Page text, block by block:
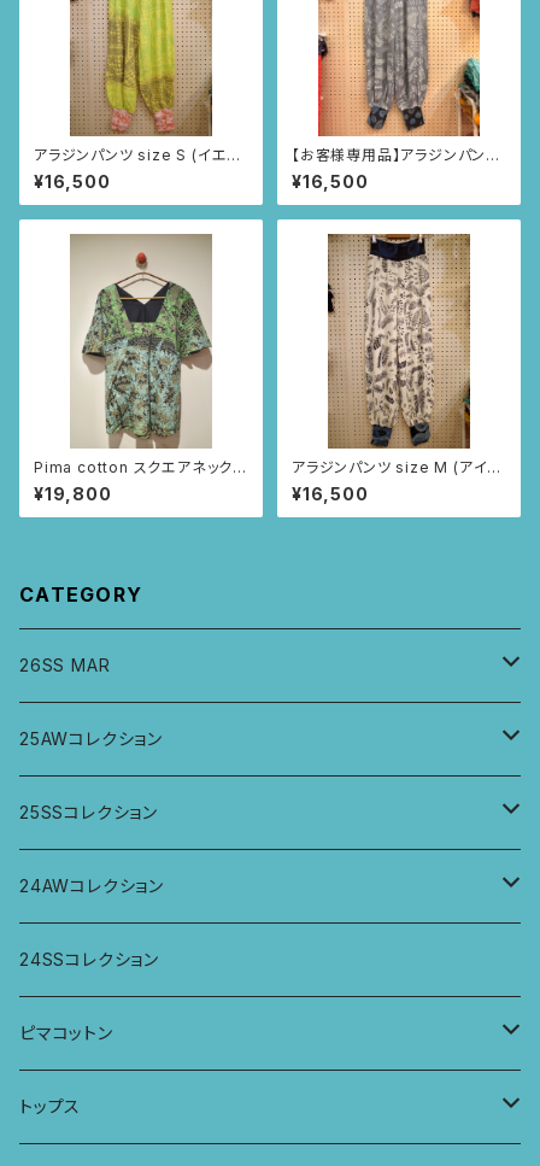
アラジンパンツ size S (イエロ
ー/レース柄)
¥16,500
【お客様専用品】アラジンパンツ
size M (ライトグレー/ルイーサ
の羽根柄)
¥16,500
Pima cotton スクエアネックブ
ラウス (ブラック/レースとツタ
柄)
¥19,800
アラジンパンツ size M (アイボ
リー/ルイーサの羽根柄)
¥16,500
CATEGORY
26SS MAR
トップス
ジャケット、羽織
パンツ
ワンピース
25AWコレクション
トップス
パンツ
スカート
パーカー
25SSコレクション
トップス
パンツ
ワンピース
24AWコレクション
ワイドパンツ
ロングスリーブトップス
ロングスリーブワンピース
24SSコレクション
ピマコットン
Tシャツ
トップス